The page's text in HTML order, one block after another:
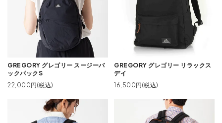
GREGORY グレゴリー スージーバ
ックパックS
22,000円(税込)
GREGORY グレゴリー リラックス
デイ
16,500円(税込)